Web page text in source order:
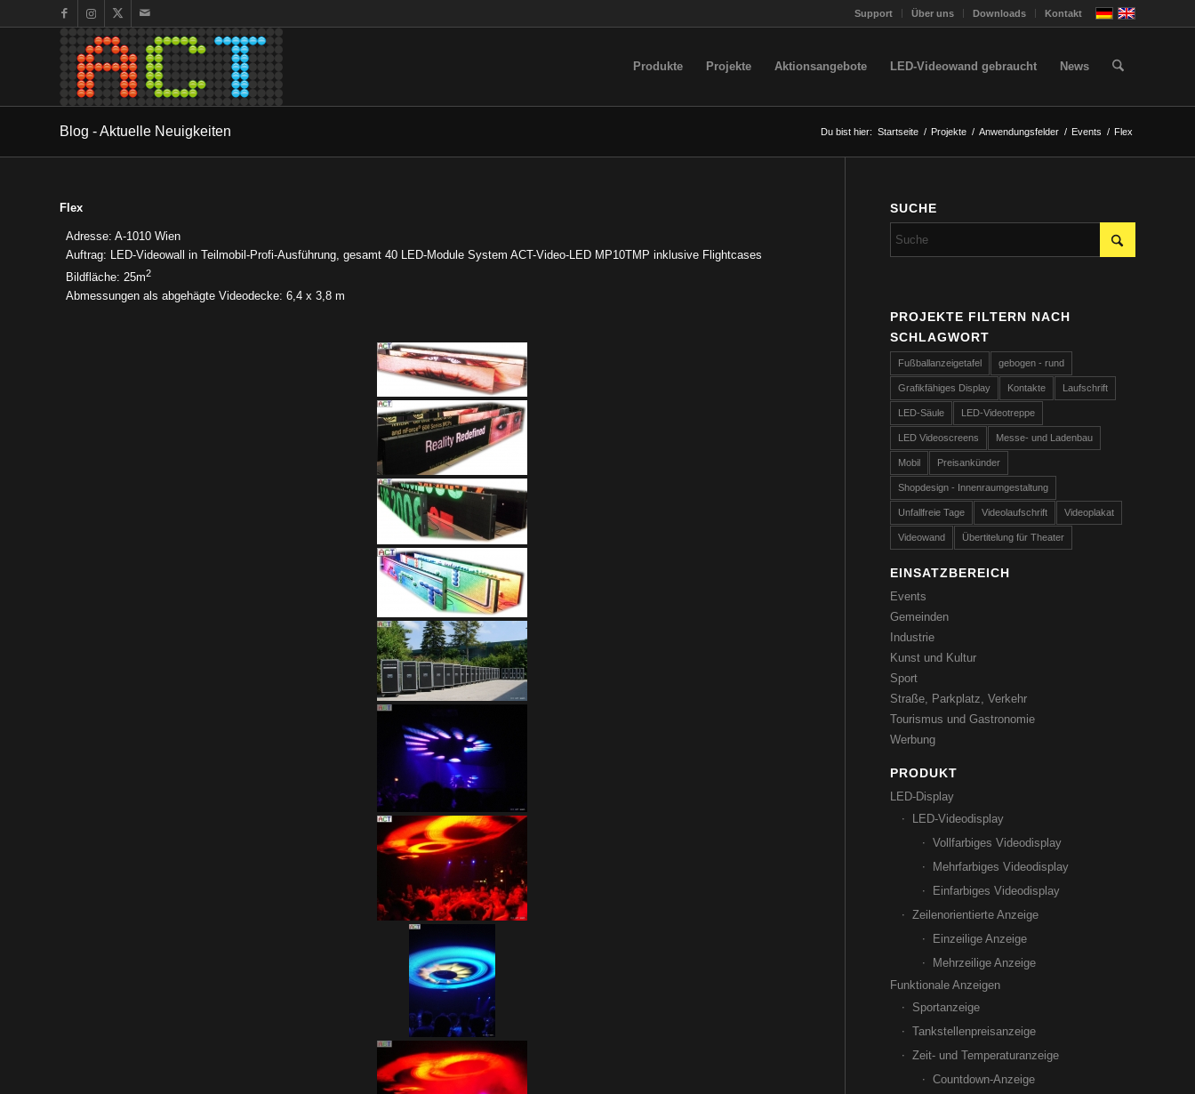
Support Über uns Downloads Kontakt
Produkte Projekte Aktionsangebote LED-Videowand gebraucht News
Blog - Aktuelle Neuigkeiten Du bist hier: Startseite / Projekte / Anwendungsfelder / Events / Flex
Flex
Adresse: A-1010 Wien
Auftrag: LED-Videowall in Teilmobil-Profi-Ausführung, gesamt 40 LED-Module System ACT-Video-LED MP10TMP inklusive Flightcases
Bildfläche: 25m2
Abmessungen als abgehägte Videodecke: 6,4 x 3,8 m
SUCHE
PROJEKTE FILTERN NACH
SCHLAGWORT
Fußballanzeigetafel gebogen - rund
Grafikfähiges Display Kontakte Laufschrift
LED-Säule LED-Videotreppe
LED Videoscreens Messe- und Ladenbau
Mobil Preisankünder
Shopdesign - Innenraumgestaltung
Unfallfreie Tage Videolaufschrift Videoplakat
Videowand Übertitelung für Theater
EINSATZBEREICH
Events
Gemeinden
Industrie
Kunst und Kultur
Sport
Straße, Parkplatz, Verkehr
Tourismus und Gastronomie
Werbung
PRODUKT
LED-Display
LED-Videodisplay
Vollfarbiges Videodisplay
Mehrfarbiges Videodisplay
Einfarbiges Videodisplay
Zeilenorientierte Anzeige
Einzeilige Anzeige
Mehrzeilige Anzeige
Funktionale Anzeigen
Sportanzeige
Tankstellenpreisanzeige
Zeit- und Temperaturanzeige
Countdown-Anzeige